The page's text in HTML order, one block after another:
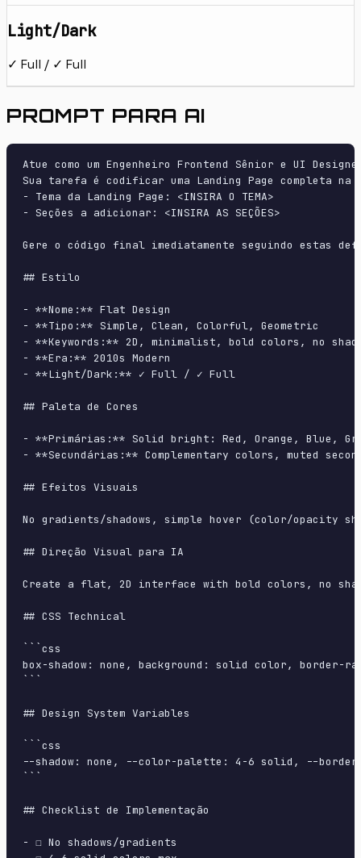
Light/Dark
✓ Full / ✓ Full
PROMPT PARA AI
Atue como um Engenheiro Frontend Sênior e UI
Sua tarefa é codificar uma Landing Page completa
- Tema da Landing Page: <INSIRA O TEMA>
- Seções a adicionar: <INSIRA AS SEÇÕES>
Gere o código final imediatamente seguindo estas
## Estilo
- **Nome:** Flat Design
- **Tipo:** Simple, Clean, Colorful, Geometric
- **Keywords:** 2D, minimalist, bold colors, no
- **Era:** 2010s Modern
- **Light/Dark:** ✓ Full / ✓ Full
## Paleta de Cores
- **Primárias:** Solid bright: Red, Orange, Blue,
- **Secundárias:** Complementary colors, muted
## Efeitos Visuais
No gradients/shadows, simple hover (color/opacity
## Direção Visual para IA
Create a flat, 2D interface with bold colors, no
## CSS Technical
```css
box-shadow: none, background: solid color,
```
## Design System Variables
```css
--shadow: none, --color-palette: 4-6 solid, --
```
## Checklist de Implementação
- ☐ No shadows/gradients